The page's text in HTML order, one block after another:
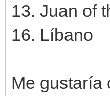
13. Juan of
16. Líbano
Me gustaría